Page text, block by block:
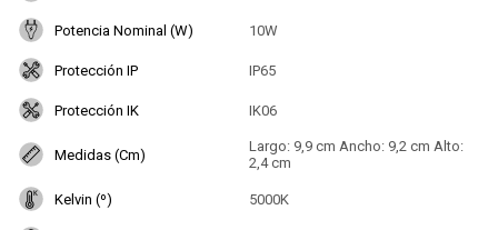
Potencia Nominal (W) 10W
Protección IP IP65
Protección IK IK06
Medidas (Cm)
Largo: 9,9 cm Ancho: 9,2 cm Alto:
2,4 cm
Kelvin (º) 5000K